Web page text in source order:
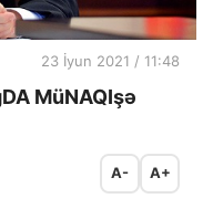
23 İyun 2021 / 11:48
MüNAQIşə
A- A+